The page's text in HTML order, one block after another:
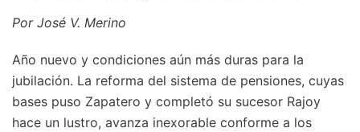
Por José V. Merino
Año nuevo y condiciones aún más duras para la
jubilación. La reforma del sistema de pensiones, cuyas
bases puso Zapatero y completó su sucesor Rajoy
hace un lustro, avanza inexorable conforme a los